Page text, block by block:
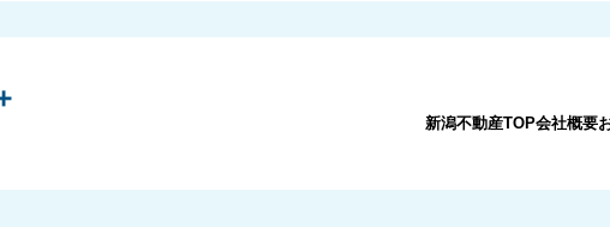
新潟不動産TOP会社概要